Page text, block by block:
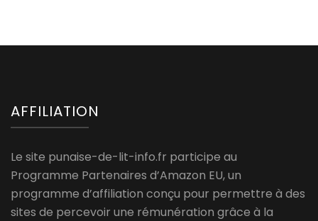
AFFILIATION
Le site punaise-de-lit-info.fr participe au
Programme Partenaires d’Amazon EU, un
programme d’affiliation conçu pour permettre à des
sites de percevoir une rémunération grâce à la